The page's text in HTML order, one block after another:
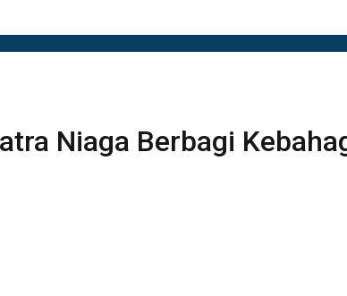
Niaga Berbagi